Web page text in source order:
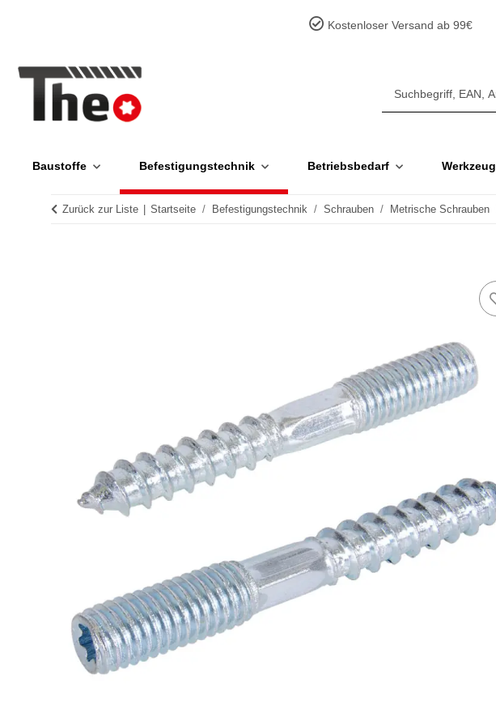
Kostenloser Versand ab 99€
Baustoffe Befestigungstechnik Betriebsbedarf Werkzeug
Zurück zur Liste Startseite Befestigungstechnik Schrauben Metrische Schrauben